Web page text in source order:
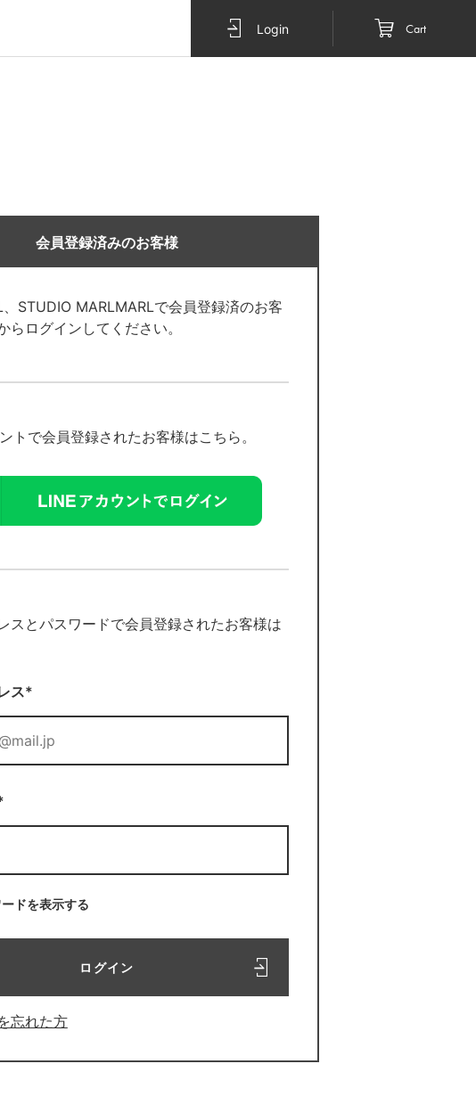
Login Cart
会員登録済みのお客様
STUDIO MARLMARLで会員登録済のお客
らログインしてください。
トで会員登録されたお客様はこちら。
スとパスワードで会員登録されたお客様は
ス*
ドを表示する
ログイン
忘れた方